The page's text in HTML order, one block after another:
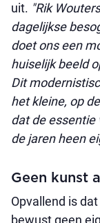
uit. "Rik
dagelijkse
doet ons een
huiselijk beeld
Dit
het kleine, op
dat de essentie
de jaren heen
Geen kunst
Opvallend is
bewust geen